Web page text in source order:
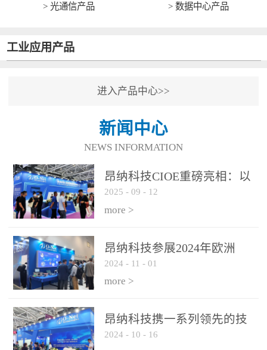
> 光通信产品 > 数据中心产品
工业应用产品
进入产品中心>>
新闻中心
NEWS INFORMATION
昂纳科技CIOE重磅亮相：以
光通信创新引擎，驱动AI与
算力互联新时代
2025 - 09 - 12
more >
昂纳科技参展2024年欧洲
ECOC展会
2024 - 11 - 01
more >
昂纳科技携一系列领先的技
术平台和优秀产品参展2024
2024 - 10 - 16